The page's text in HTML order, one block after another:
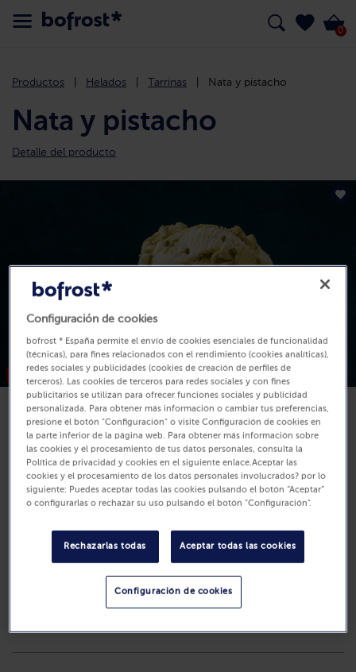
0
Productos Helados Tarrinas Nata y pistacho
Nata y pistacho
Detalle del producto
Disponibilidad
8,99 €
750ml (Precio por L 11.99 €)
Configuración de cookies
bofrost * España permite el envío de cookies esenciales de funcionalidad
(técnicas), para fines relacionados con el rendimiento (cookies analíticas),
redes sociales y publicidades (cookies de creación de perfiles de
terceros). Las cookies de terceros para redes sociales y con fines
publicitarios se utilizan para ofrecer funciones sociales y publicidad
personalizada. Para obtener más información o cambiar tus preferencias,
presione el botón "Configuración" o visite Configuración de cookies en
la parte inferior de la página web. Para obtener más información sobre
las cookies y el procesamiento de tus datos personales, consulta la
Política de privacidad y cookies en el siguiente enlace.Aceptar las
cookies y el procesamiento de los datos personales involucrados? por lo
siguiente: Puedes aceptar todas las cookies pulsando el botón “Aceptar”
o configurarlas o rechazar su uso pulsando el botón "Configuración".
Rechazarlas todas Aceptar todas las cookies
Configuración de cookies